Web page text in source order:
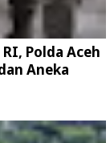
Polda Aceh
Aneka